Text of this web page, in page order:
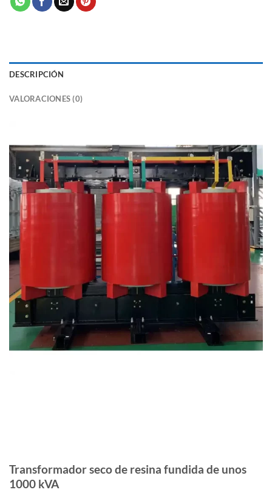
DESCRIPCIÓN
VALORACIONES (0)
Transformador seco de resina fundida de unos
1000 kVA